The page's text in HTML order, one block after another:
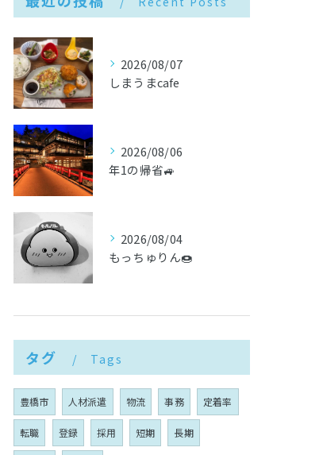
2026/08/07
しまうまcafe
2026/08/06
年1の帰省🚙
2026/08/04
もっちゅりん🍩
タグ Tags
豊橋市 人材派遣 物流 事務 定着率
転職 登録 採用 短期 長期